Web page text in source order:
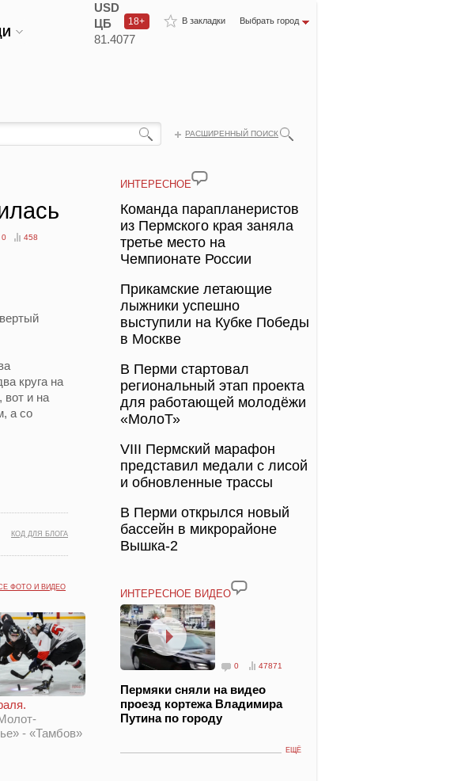
В закладки Выбрать город
18+
USD
ЦБ
81.4077
РАСШИРЕННЫЙ ПОИСК
0 458
круга на
вот и на
а со
КОД ДЛЯ БЛОГА
ФОТО И ВИДЕО
- «Тамбов»
ИНТЕРЕСНОЕ
Команда парапланеристов
из Пермского края заняла
третье место на
Чемпионате России
Прикамские летающие
лыжники успешно
выступили на Кубке Победы
в Москве
В Перми стартовал
региональный этап проекта
для работающей молодёжи
«МолоТ»
VIII Пермский марафон
представил медали с лисой
и обновленные трассы
В Перми открылся новый
бассейн в микрорайоне
Вышка-2
ИНТЕРЕСНОЕ ВИДЕО
0 47871
Пермяки сняли на видео
проезд кортежа Владимира
Путина по городу
ЕЩЁ